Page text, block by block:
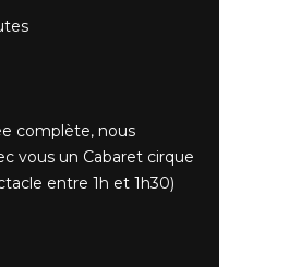
complète, nous
vous un Cabaret cirque
entre 1h et 1h30)